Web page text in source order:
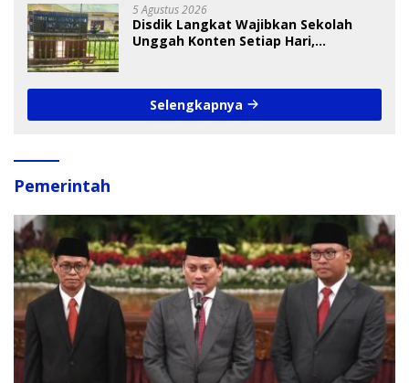
5 Agustus 2026
Disdik Langkat Wajibkan Sekolah
Unggah Konten Setiap Hari,
Selengkapnya
Pemerintah